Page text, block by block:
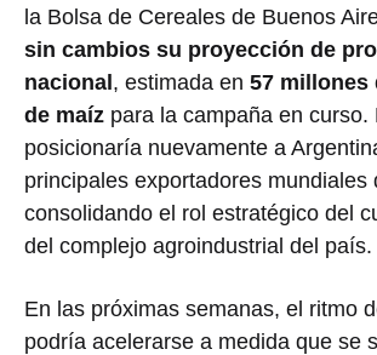
la Bolsa de Cereales de Buenos
sin cambios su proyección de
nacional, estimada en 57 millones
de maíz para la campaña en curso.
posicionaría nuevamente a
principales exportadores mundiales
consolidando el rol estratégico del
del complejo agroindustrial del país.
En las próximas semanas, el ritmo
podría acelerarse a medida que se